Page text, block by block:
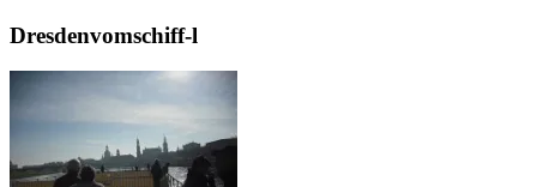
Dresdenvomschiff-l